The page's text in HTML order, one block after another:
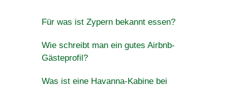
Für was ist Zypern bekannt essen?
Wie schreibt man ein gutes Airbnb-
Gästeprofil?
Was ist eine Havanna-Kabine bei